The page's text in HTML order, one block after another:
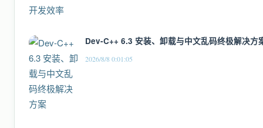
Dev-C++ 6.3 安装、卸载与中文乱码终极解决方
2026/8/8 0:01:05